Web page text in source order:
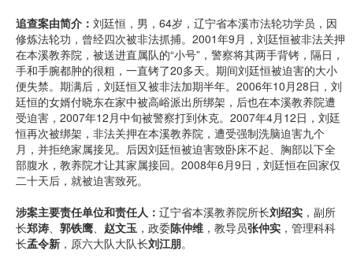
追查案由简介： 刘廷恒，男，64岁，辽宁省本溪市法轮功学员，因
修炼法轮功，曾经四次被非法抓捕。2001年9月，刘廷恒被非法关押
在本溪教养院，被送进直属队的“小号”，警察将其两手背铐，隔日，
手和手腕都肿的很粗，一直铐了20多天。期间刘廷恒被迫害的大小
便失禁。期满后，刘廷恒又被非法加期半年。2006年10月28日，刘
廷恒的女婿付晓东在家中被高峪派出所绑架，后也在本溪教养院遭
受迫害，2007年12月中旬被警察打到休克。2007年4月12日，刘廷
恒再次被绑架，非法关押在本溪教养院，遭受强制洗脑迫害九个
月，并拒绝家属接见。后因刘廷恒被迫害致卧床不起、胸部以下全
部腹水，教养院才让其家属接回。2008年6月9日，刘廷恒在回家仅
二十天后，就被迫害致死。
涉案主要责任单位和责任人： 辽宁省本溪教养院所长刘绍实 ，副所
长郑涛、 郭铁鹰、 赵文玉 ，政委陈仲维 ，教导员张仲实 ，管理科科
长孟令新 ，原六大队大队长刘江朋。